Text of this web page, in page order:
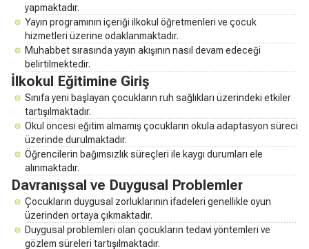
yapmaktadır.
Yayın programının içeriği ilkokul öğretmenleri ve çocuk
hizmetleri üzerine odaklanmaktadır.
Muhabbet sırasında yayın akışının nasıl devam edeceği
belirtilmektedir.
İlkokul Eğitimine Giriş
Sınıfa yeni başlayan çocukların ruh sağlıkları üzerindeki etkiler
tartışılmaktadır.
Okul öncesi eğitim almamış çocukların okula adaptasyon süreci
üzerinde durulmaktadır.
Öğrencilerin bağımsızlık süreçleri ile kaygı durumları ele
alınmaktadır.
Davranışsal ve Duygusal Problemler
Çocukların duygusal zorluklarının ifadeleri genellikle oyun
üzerinden ortaya çıkmaktadır.
Duygusal problemleri olan çocukların tedavi yöntemleri ve
gözlem süreleri tartışılmaktadır.